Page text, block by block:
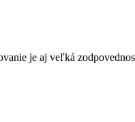
je aj veľká